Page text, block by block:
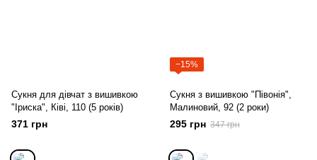
Сукня для дівчат з вишивкою
"Іриска", Ківі, 110 (5 років)
371 грн
−15%
Сукня з вишивкою "Півонія",
Малиновий, 92 (2 роки)
295 грн 347 грн